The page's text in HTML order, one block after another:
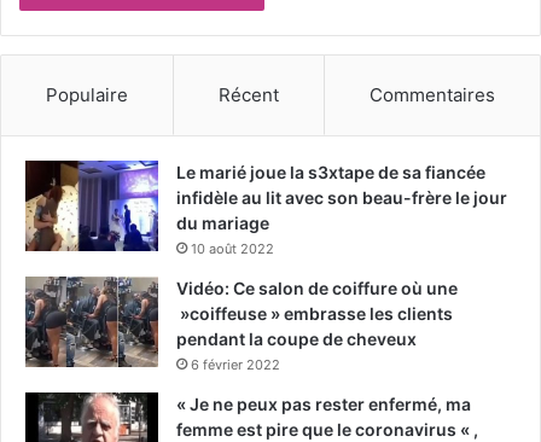
Populaire Récent Commentaires
Le marié joue la s3xtape de sa fiancée
infidèle au lit avec son beau-frère le jour
du mariage
10 août 2022
Vidéo: Ce salon de coiffure où une
»coiffeuse » embrasse les clients
pendant la coupe de cheveux
6 février 2022
« Je ne peux pas rester enfermé, ma
femme est pire que le coronavirus « ,